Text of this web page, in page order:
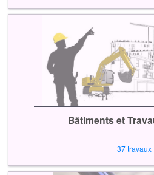
Bâtiments et
37 travaux